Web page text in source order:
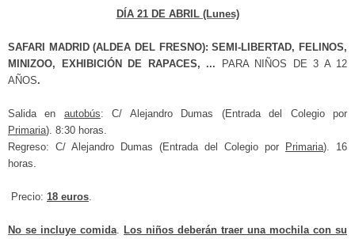
DÍA 21 DE ABRIL (Lunes)
SAFARI MADRID (ALDEA DEL FRESNO): SEMI-LIBERTAD, FELINOS,
MINIZOO, EXHIBICIÓN DE RAPACES, ... PARA NIÑOS DE 3 A 12
AÑOS.
Salida en autobús: C/ Alejandro Dumas (Entrada del Colegio por
Primaria). 8:30 horas.
Regreso: C/ Alejandro Dumas (Entrada del Colegio por Primaria). 16
horas.
Precio: 18 euros
No se incluye comida Los niños deberán traer una mochila con su